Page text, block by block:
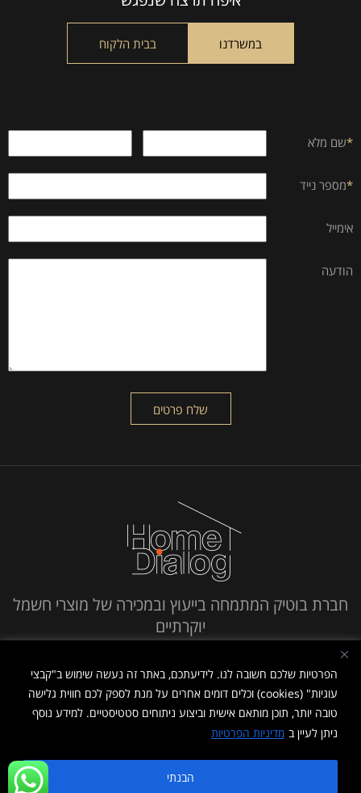
הפרטיות שלכם חשובה לנו. לידיעתכם, באתר זה נעשה שימוש ב"קבצי
עוגיות" (cookies) וכלים דומים אחרים על מנת לספק לכם חווית גלישה
טובה יותר, תוכן מותאם אישית וביצוע ניתוחים סטטיסטיים. למידע נוסף
ניתן לעיין ב מדיניות הפרטיות
הבנתי
במשרדנו בבית הלקוח
*שם מלא
*מספר נייד
אימייל
הודעה
חברת בוטיק המתמחה בייעוץ ובמכירה של מוצרי חשמל
יוקרתיים
חייג אלינו
מדיניות פרטיות | תנאי שימוש